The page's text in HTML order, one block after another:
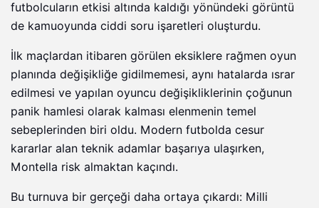
futbolcuların etkisi altında kaldığı yönündeki görüntü
de kamuoyunda ciddi soru işaretleri oluşturdu.
İlk maçlardan itibaren görülen eksiklere rağmen oyun
planında değişikliğe gidilmemesi, aynı hatalarda ısrar
edilmesi ve yapılan oyuncu değişikliklerinin çoğunun
panik hamlesi olarak kalması elenmenin temel
sebeplerinden biri oldu. Modern futbolda cesur
kararlar alan teknik adamlar başarıya ulaşırken,
Montella risk almaktan kaçındı.
Bu turnuva bir gerçeği daha ortaya çıkardı: Milli